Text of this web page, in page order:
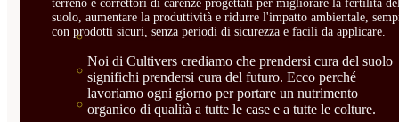
SEMILLAS TRADICIONALES
SEMILLAS BRASICAS
SEMILLAS RAÍZ
terreno e correttori di carenze progettati per migliorare la fertilità
suolo, aumentare la produttività e ridurre l'impatto ambientale,
con prodotti sicuri, senza periodi di sicurezza e facili da applicare.
Noi di Cultivers crediamo che prendersi cura del suolo
significhi prendersi cura del futuro. Ecco perché
lavoriamo ogni giorno per portare un nutrimento
organico di qualità a tutte le case e a tutte le colture.